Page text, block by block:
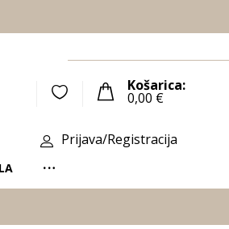
Košarica:
0,00 €
Prijava/Registracija